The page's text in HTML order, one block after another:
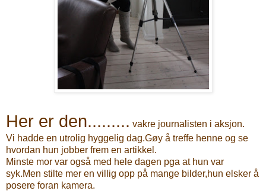
Her er den......... vakre journalisten i aksjon.
Vi hadde en utrolig hyggelig dag.Gøy å treffe henne og se
hvordan hun jobber frem en artikkel.
Minste mor var også med hele dagen pga at hun var
syk.Men stilte mer en villig opp på mange bilder,hun elsker å
posere foran kamera.